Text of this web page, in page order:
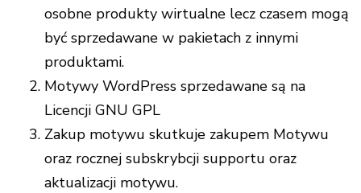
osobne produkty wirtualne lecz czasem mogą
być sprzedawane w pakietach z innymi
produktami.
Motywy WordPress sprzedawane są na
Licencji GNU GPL
Zakup motywu skutkuje zakupem Motywu
oraz rocznej subskrybcji supportu oraz
aktualizacji motywu.